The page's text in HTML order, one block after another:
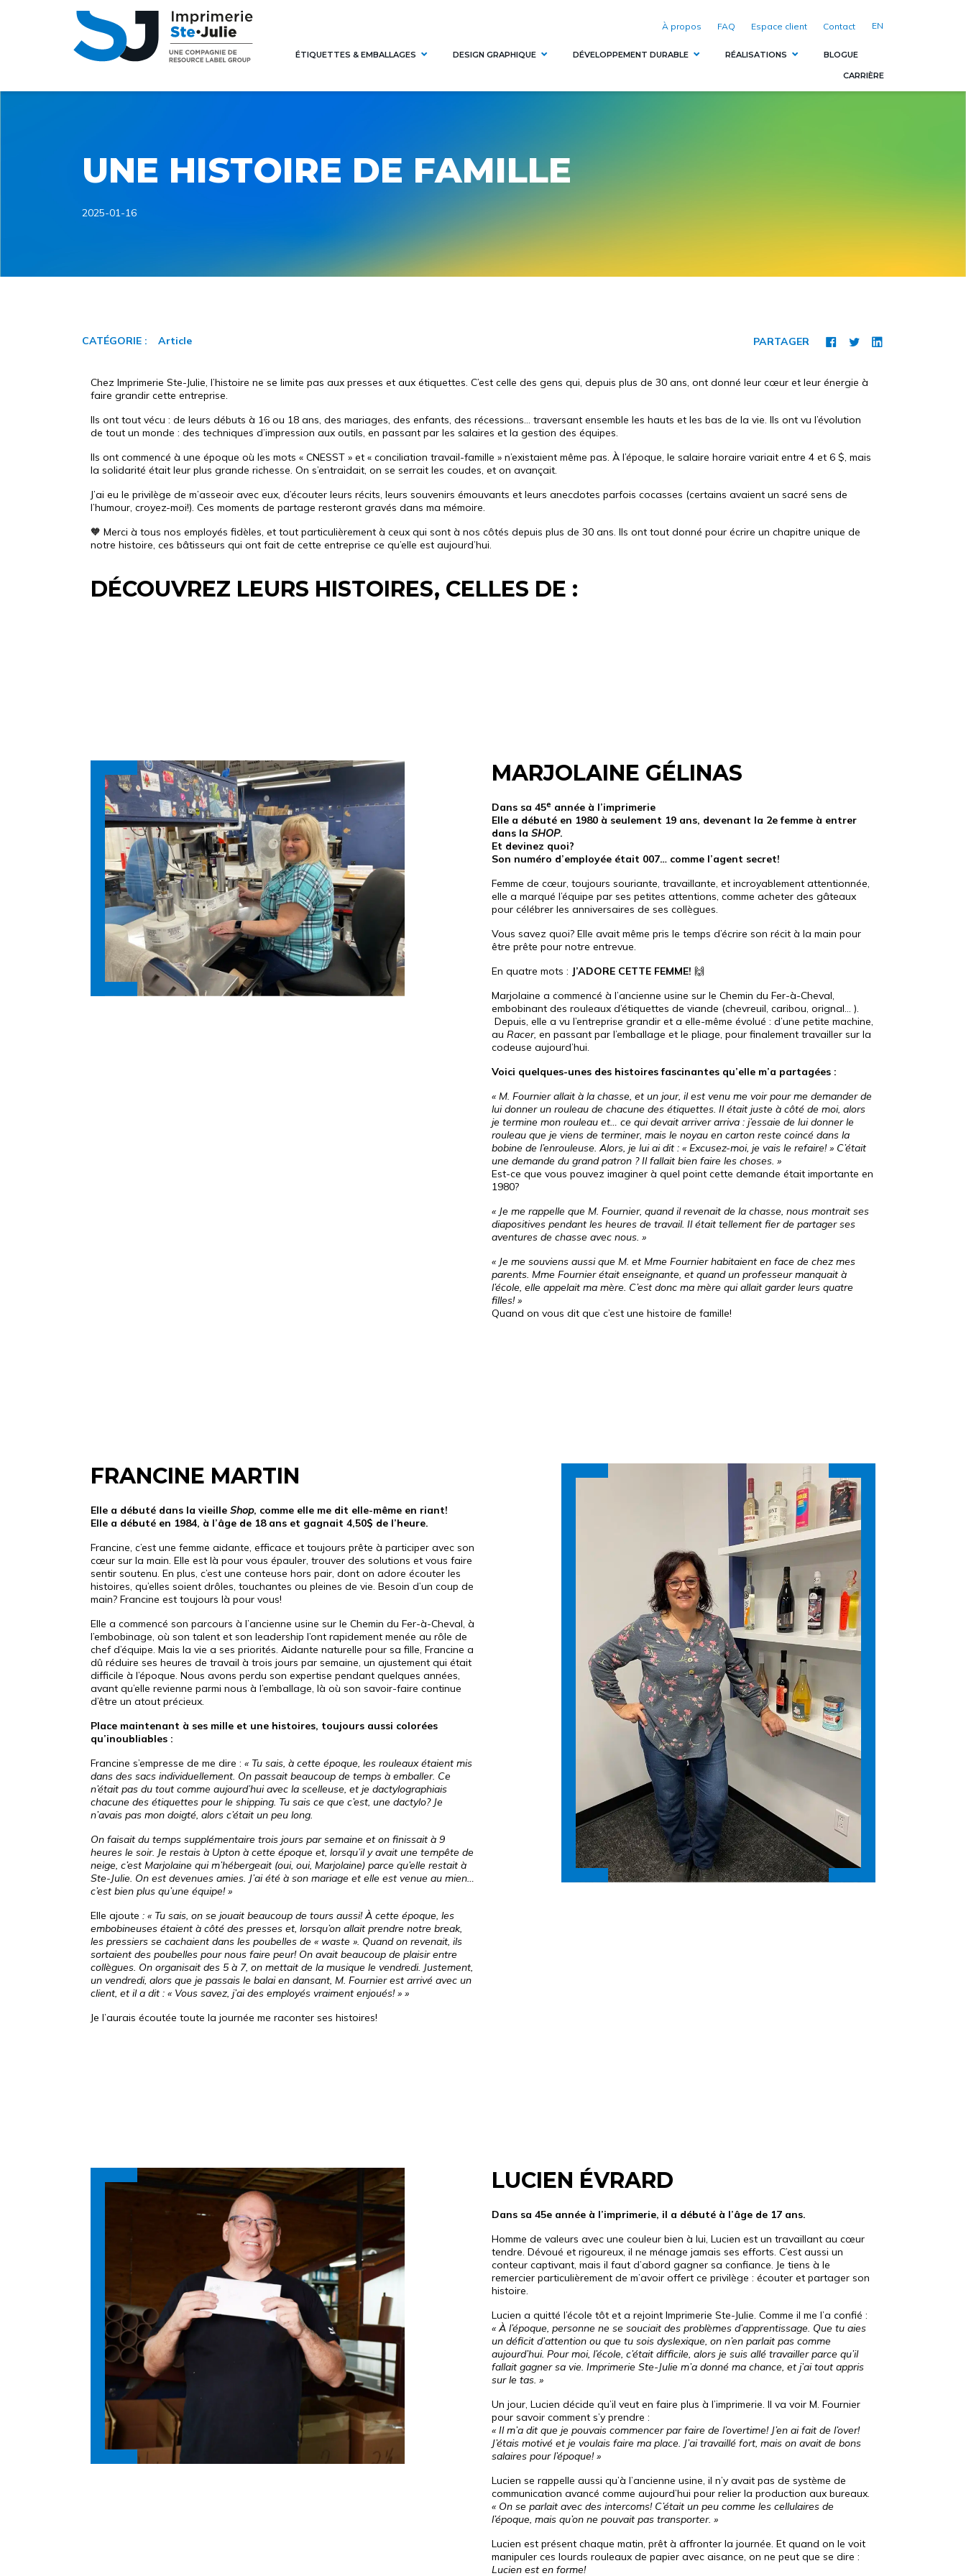
ÉTIQUETTES & EMBALLAGES DESIGN GRAPHIQUE DÉVELOPPEMENT DURABLE RÉALISATIONS BLOGUE
CARRIÈRE
À propos FAQ Espace client Contact EN
UNE HISTOIRE DE FAMILLE
2025-01-16
PARTAGER
CATÉGORIE : Article
Chez Imprimerie Ste-Julie, l’histoire ne se limite pas aux presses et aux étiquettes. C’est celle des gens qui, depuis plus de 30 ans, ont donné leur cœur et leur énergie à
faire grandir cette entreprise.
Ils ont tout vécu : de leurs débuts à 16 ou 18 ans, des mariages, des enfants, des récessions… traversant ensemble les hauts et les bas de la vie. Ils ont vu l’évolution
de tout un monde : des techniques d’impression aux outils, en passant par les salaires et la gestion des équipes.
Ils ont commencé à une époque où les mots « CNESST » et « conciliation travail-famille » n’existaient même pas. À l’époque, le salaire horaire variait entre 4 et 6 $, mais
la solidarité était leur plus grande richesse. On s’entraidait, on se serrait les coudes, et on avançait.
J’ai eu le privilège de m’asseoir avec eux, d’écouter leurs récits, leurs souvenirs émouvants et leurs anecdotes parfois cocasses (certains avaient un sacré sens de
l’humour, croyez-moi!). Ces moments de partage resteront gravés dans ma mémoire.
🧡 Merci à tous nos employés fidèles, et tout particulièrement à ceux qui sont à nos côtés depuis plus de 30 ans. Ils ont tout donné pour écrire un chapitre unique de
notre histoire, ces bâtisseurs qui ont fait de cette entreprise ce qu’elle est aujourd’hui.
DÉCOUVREZ LEURS HISTOIRES, CELLES DE :
MARJOLAINE GÉLINAS
Dans sa 45e année à l’imprimerie
Elle a débuté en 1980 à seulement 19 ans, devenant la 2e femme à entrer
dans la SHOP.
Et devinez quoi?
Son numéro d’employée était 007… comme l’agent secret!
Femme de cœur, toujours souriante, travaillante, et incroyablement attentionnée,
elle a marqué l’équipe par ses petites attentions, comme acheter des gâteaux
pour célébrer les anniversaires de ses collègues.
Vous savez quoi? Elle avait même pris le temps d’écrire son récit à la main pour
être prête pour notre entrevue.
En quatre mots : J’ADORE CETTE FEMME! 🙌
Marjolaine a commencé à l’ancienne usine sur le Chemin du Fer-à-Cheval,
embobinant des rouleaux d’étiquettes de viande (chevreuil, caribou, orignal… ).
Depuis, elle a vu l’entreprise grandir et a elle-même évolué : d’une petite machine,
au Racer, en passant par l’emballage et le pliage, pour finalement travailler sur la
codeuse aujourd’hui.
Voici quelques-unes des histoires fascinantes qu’elle m’a partagées :
« M. Fournier allait à la chasse, et un jour, il est venu me voir pour me demander de
lui donner un rouleau de chacune des étiquettes. Il était juste à côté de moi, alors
je termine mon rouleau et… ce qui devait arriver arriva : j’essaie de lui donner le
rouleau que je viens de terminer, mais le noyau en carton reste coincé dans la
bobine de l’enrouleuse. Alors, je lui ai dit : « Excusez-moi, je vais le refaire! » C’était
une demande du grand patron ? Il fallait bien faire les choses. »
Est-ce que vous pouvez imaginer à quel point cette demande était importante en
1980?
« Je me rappelle que M. Fournier, quand il revenait de la chasse, nous montrait ses
diapositives pendant les heures de travail. Il était tellement fier de partager ses
aventures de chasse avec nous. »
« Je me souviens aussi que M. et Mme Fournier habitaient en face de chez mes
parents. Mme Fournier était enseignante, et quand un professeur manquait à
l’école, elle appelait ma mère. C’est donc ma mère qui allait garder leurs quatre
filles! »
Quand on vous dit que c’est une histoire de famille!
FRANCINE MARTIN
Elle a débuté dans la vieille Shop, comme elle me dit elle-même en riant!
Elle a débuté en 1984, à l’âge de 18 ans et gagnait 4,50$ de l’heure.
Francine, c’est une femme aidante, efficace et toujours prête à participer avec son
cœur sur la main. Elle est là pour vous épauler, trouver des solutions et vous faire
sentir soutenu. En plus, c’est une conteuse hors pair, dont on adore écouter les
histoires, qu’elles soient drôles, touchantes ou pleines de vie. Besoin d’un coup de
main? Francine est toujours là pour vous!
Elle a commencé son parcours à l’ancienne usine sur le Chemin du Fer-à-Cheval, à
l’embobinage, où son talent et son leadership l’ont rapidement menée au rôle de
chef d’équipe. Mais la vie a ses priorités. Aidante naturelle pour sa fille, Francine a
dû réduire ses heures de travail à trois jours par semaine, un ajustement qui était
difficile à l’époque. Nous avons perdu son expertise pendant quelques années,
avant qu’elle revienne parmi nous à l’emballage, là où son savoir-faire continue
d’être un atout précieux.
Place maintenant à ses mille et une histoires, toujours aussi colorées
qu’inoubliables :
Francine s’empresse de me dire : « Tu sais, à cette époque, les rouleaux étaient mis
dans des sacs individuellement. On passait beaucoup de temps à emballer. Ce
n’était pas du tout comme aujourd’hui avec la scelleuse, et je dactylographiais
chacune des étiquettes pour le shipping. Tu sais ce que c’est, une dactylo? Je
n’avais pas mon doigté, alors c’était un peu long.
On faisait du temps supplémentaire trois jours par semaine et on finissait à 9
heures le soir. Je restais à Upton à cette époque et, lorsqu’il y avait une tempête de
neige, c’est Marjolaine qui m’hébergeait (oui, oui, Marjolaine) parce qu’elle restait à
Ste-Julie. On est devenues amies. J’ai été à son mariage et elle est venue au mien…
c’est bien plus qu’une équipe! »
Elle ajoute : « Tu sais, on se jouait beaucoup de tours aussi! À cette époque, les
embobineuses étaient à côté des presses et, lorsqu’on allait prendre notre break,
les pressiers se cachaient dans les poubelles de « waste ». Quand on revenait, ils
sortaient des poubelles pour nous faire peur! On avait beaucoup de plaisir entre
collègues. On organisait des 5 à 7, on mettait de la musique le vendredi. Justement,
un vendredi, alors que je passais le balai en dansant, M. Fournier est arrivé avec un
client, et il a dit : « Vous savez, j’ai des employés vraiment enjoués! » »
Je l’aurais écoutée toute la journée me raconter ses histoires!
LUCIEN ÉVRARD
Dans sa 45e année à l’imprimerie, il a débuté à l’âge de 17 ans.
Homme de valeurs avec une couleur bien à lui, Lucien est un travaillant au cœur
tendre. Dévoué et rigoureux, il ne ménage jamais ses efforts. C’est aussi un
conteur captivant, mais il faut d’abord gagner sa confiance. Je tiens à le
remercier particulièrement de m’avoir offert ce privilège : écouter et partager son
histoire.
Lucien a quitté l’école tôt et a rejoint Imprimerie Ste-Julie. Comme il me l’a confié :
« À l’époque, personne ne se souciait des problèmes d’apprentissage. Que tu aies
un déficit d’attention ou que tu sois dyslexique, on n’en parlait pas comme
aujourd’hui. Pour moi, l’école, c’était difficile, alors je suis allé travailler parce qu’il
fallait gagner sa vie. Imprimerie Ste-Julie m’a donné ma chance, et j’ai tout appris
sur le tas. »
Un jour, Lucien décide qu’il veut en faire plus à l’imprimerie. Il va voir M. Fournier
pour savoir comment s’y prendre :
« Il m’a dit que je pouvais commencer par faire de l’overtime! J’en ai fait de l’over!
J’étais motivé et je voulais faire ma place. J’ai travaillé fort, mais on avait de bons
salaires pour l’époque! »
Lucien se rappelle aussi qu’à l’ancienne usine, il n’y avait pas de système de
communication avancé comme aujourd’hui pour relier la production aux bureaux.
« On se parlait avec des intercoms! C’était un peu comme les cellulaires de
l’époque, mais qu’on ne pouvait pas transporter. »
Lucien est présent chaque matin, prêt à affronter la journée. Et quand on le voit
manipuler ces lourds rouleaux de papier avec aisance, on ne peut que se dire :
Lucien est en forme!